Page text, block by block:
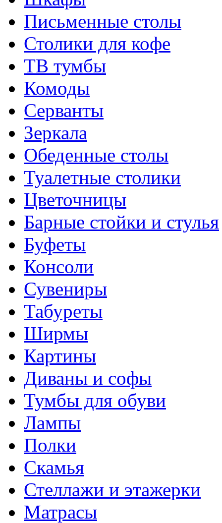
Письменные столы
Столики для кофе
ТВ тумбы
Комоды
Серванты
Зеркала
Обеденные столы
Туалетные столики
Цветочницы
Барные стойки и стулья
Буфеты
Консоли
Сувениры
Табуреты
Ширмы
Картины
Диваны и софы
Тумбы для обуви
Лампы
Полки
Скамья
Стеллажи и этажерки
Матрасы